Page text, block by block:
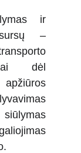
ir
–
dėl